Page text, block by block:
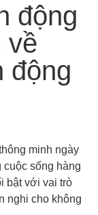
động
về
động
minh ngày
cuộc sống hàng
bật với vai trò
nghi cho không